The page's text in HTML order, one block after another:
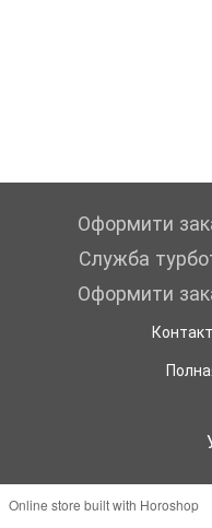
Оформити
Служба
Оформити
Online store built with Horoshop